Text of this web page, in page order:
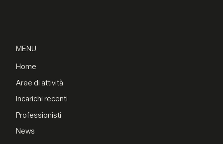
MENU
Home
Aree di attività
Incarichi recenti
Professionisti
News